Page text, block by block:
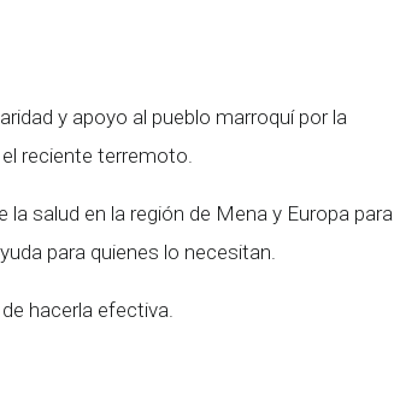
y apoyo al pueblo marroquí por la
reciente terremoto.
salud en la región de Mena y Europa para
para quienes lo necesitan.
hacerla efectiva.